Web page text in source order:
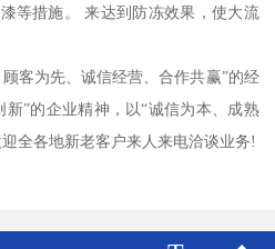
等措施。 来达到防冻效果，使大流
客为先、诚信经营、合作共赢”的经
”的企业精神，以“诚信为本、成熟
全各地新老客户来人来电洽谈业务!